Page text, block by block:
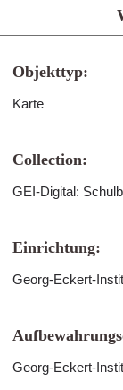
Objekttyp:
Karte
Collection:
GEI-Digital:
Einrichtung:
Georg-Eckert-
Georg-Eckert-